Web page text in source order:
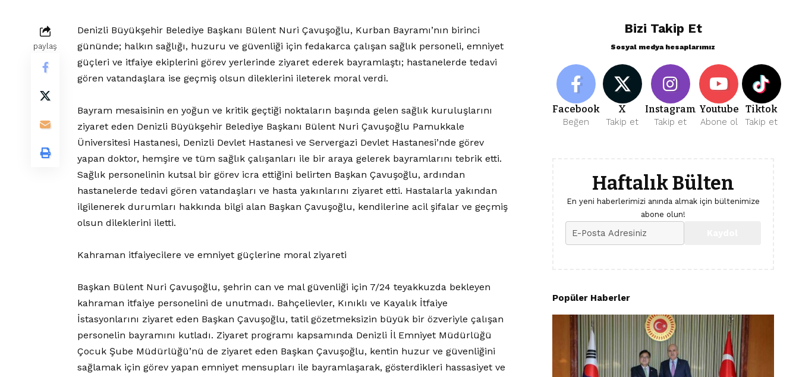
paylaş
Denizli Büyükşehir Belediye Başkanı Bülent Nuri Çavuşoğlu, Kurban Bayramı’nın birinci
gününde; halkın sağlığı, huzuru ve güvenliği için fedakarca çalışan sağlık personeli, emniyet
güçleri ve itfaiye ekiplerini görev yerlerinde ziyaret ederek bayramlaştı; hastanelerde tedavi
gören vatandaşlara ise geçmiş olsun dileklerini ileterek moral verdi.
Bayram mesaisinin en yoğun ve kritik geçtiği noktaların başında gelen sağlık kuruluşlarını
ziyaret eden Denizli Büyükşehir Belediye Başkanı Bülent Nuri Çavuşoğlu Pamukkale
Üniversitesi Hastanesi, Denizli Devlet Hastanesi ve Servergazi Devlet Hastanesi’nde görev
yapan doktor, hemşire ve tüm sağlık çalışanları ile bir araya gelerek bayramlarını tebrik etti.
Sağlık personelinin kutsal bir görev icra ettiğini belirten Başkan Çavuşoğlu, ardından
hastanelerde tedavi gören vatandaşları ve hasta yakınlarını ziyaret etti. Hastalarla yakından
ilgilenerek durumları hakkında bilgi alan Başkan Çavuşoğlu, kendilerine acil şifalar ve geçmiş
olsun dileklerini iletti.
Kahraman itfaiyecilere ve emniyet güçlerine moral ziyareti
Başkan Bülent Nuri Çavuşoğlu, şehrin can ve mal güvenliği için 7/24 teyakkuzda bekleyen
kahraman itfaiye personelini de unutmadı. Bahçelievler, Kınıklı ve Kayalık İtfaiye
İstasyonlarını ziyaret eden Başkan Çavuşoğlu, tatil gözetmeksizin büyük bir özveriyle çalışan
personelin bayramını kutladı. Ziyaret programı kapsamında Denizli İl Emniyet Müdürlüğü
Çocuk Şube Müdürlüğü’nü de ziyaret eden Başkan Çavuşoğlu, kentin huzur ve güvenliğini
sağlamak için görev yapan emniyet mensupları ile bayramlaşarak, gösterdikleri hassasiyet ve
Bizi Takip Et
Sosyal medya hesaplarımız
Facebook
Beğen
X
Takip et
Instagram
Takip et
Youtube
Abone ol
Tiktok
Takip et
Haftalık Bülten
En yeni haberlerimizi anında almak için bültenimize
abone olun!
Popüler Haberler